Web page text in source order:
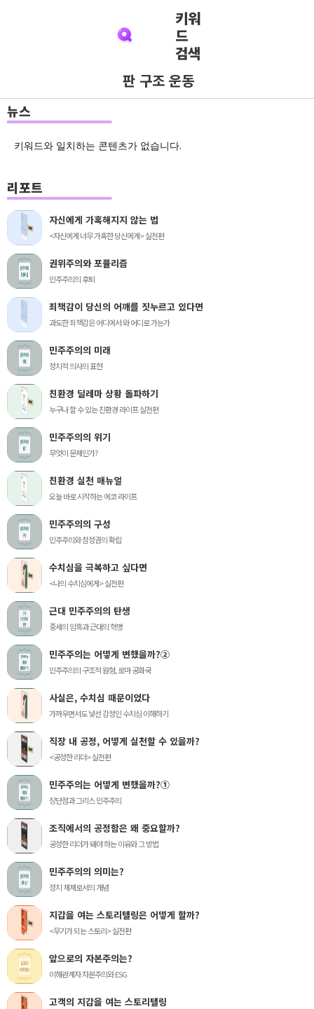
키워
드
검색
판 구조 운동
뉴스
키워드와 일치하는 콘텐츠가 없습니다.
리포트
자신에게 가혹해지지 않는 법
<자신에게 너무 가혹한 당신에게> 실전편
권위주의와 포퓰리즘
민주주의의 후퇴
죄책감이 당신의 어깨를 짓누르고 있다면
과도한 죄책감은 어디에서 와 어디로 가는가
민주주의의 미래
정치적 의사의 표현
친환경 딜레마 상황 돌파하기
누구나 할 수 있는 친환경 라이프 실전편
민주주의의 위기
무엇이 문제인가?
친환경 실천 매뉴얼
오늘 바로 시작하는 에코 라이프
민주주의의 구성
민주주의와 참정권의 확립
수치심을 극복하고 싶다면
<나의 수치심에게> 실전편
근대 민주주의의 탄생
중세의 암흑과 근대의 혁명
민주주의는 어떻게 변했을까?②
민주주의의 구조적 원형, 로마 공화국
사실은, 수치심 때문이었다
가까우면서도 낯선 감정인 수치심 이해하기
직장 내 공정, 어떻게 실천할 수 있을까?
<공정한 리더> 실전편
민주주의는 어떻게 변했을까?①
장단점과 그리스 민주주의
조직에서의 공정함은 왜 중요할까?
공정한 리더가 돼야 하는 이유와 그 방법
민주주의의 의미는?
정치 체제로서의 개념
지갑을 여는 스토리텔링은 어떻게 할까?
<무기가 되는 스토리> 실전편
앞으로의 자본주의는?
이해관계자 자본주의와 ESG
고객의 지갑을 여는 스토리텔링